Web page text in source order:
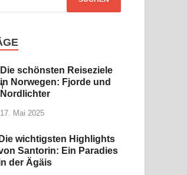
Die schönsten Reiseziele
in Norwegen: Fjorde und
Nordlichter
17. Mai 2025
Die wichtigsten Highlights
Santorin: Ein Paradies
der Ägäis